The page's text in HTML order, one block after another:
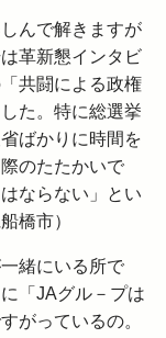
んで解きますが
革新懇インタビ
共闘による政権
た。特に総選挙
ばかりに時間を
のたたかいで
ならない」とい
橋市）
緒にいる所で
「JAグル－プは
がっているの。